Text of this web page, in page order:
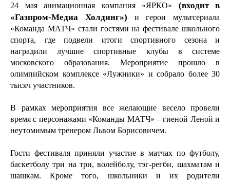
24 мая анимационная компания «ЯРКО»
(входит в
«Газпром-Медиа Холдинг») и герои мультсериала
«Команда МАТЧ» стали гостями на фестивале школьного
спорта, где подвели итоги спортивного сезона и
наградили лучшие спортивные клубы в системе
московского образования. Мероприятие прошло в
олимпийском комплексе «Лужники» и собрало более 30
тысяч участников.
В рамках мероприятия все желающие весело провели
время с персонажами «Команды МАТЧ» – гиеной Леной и
неутомимым тренером Львом Борисовичем.
Гости фестиваля приняли участие в матчах по футболу,
баскетболу три на три, волейболу, тэг-регби, шахматам и
шашкам. Кроме того, школьники и их родители